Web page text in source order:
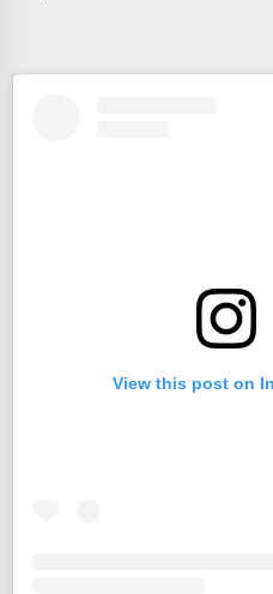
View this post on